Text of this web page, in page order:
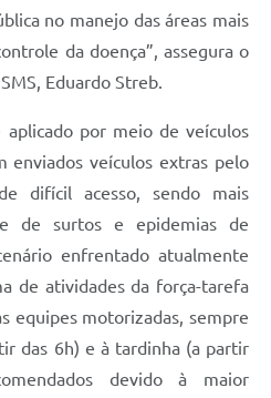
no manejo das áreas mais
da doença”, assegura o
Eduardo Streb.
por meio de veículos
enviados veículos extras pelo
difícil acesso, sendo mais
de surtos e epidemias de
enfrentado atualmente
de atividades da força-tarefa
equipes motorizadas, sempre
das 6h) e à tardinha (a partir
devido à maior